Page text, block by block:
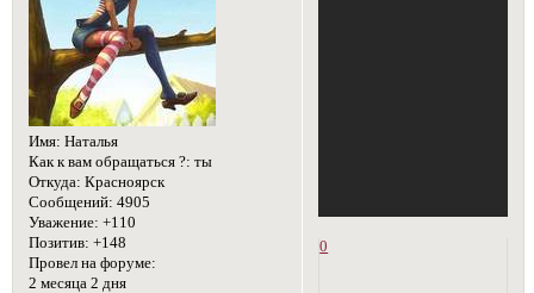
Имя: Наталья
Как к вам обращаться ?: ты
Откуда: Красноярск
Сообщений: 4905
Уважение: +110
Позитив: +148
Провел на форуме:
2 месяца 2 дня
0